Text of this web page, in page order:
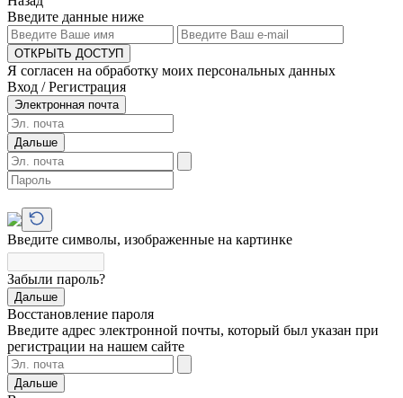
Введите данные ниже
ОТКРЫТЬ ДОСТУП
Я согласен на обработку моих персональных данных
Вход / Регистрация
Электронная почта
Дальше
Введите символы, изображенные на картинке
Забыли пароль?
Дальше
Восстановление пароля
Введите адрес электронной почты, который был указан при
регистрации на нашем сайте
Дальше